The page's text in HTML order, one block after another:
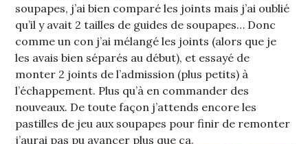
soupapes, j’ai bien comparé les joints mais j’ai oublié
qu’il y avait 2 tailles de guides de soupapes… Donc
comme un con j’ai mélangé les joints (alors que je
les avais bien séparés au début), et essayé de
monter 2 joints de l’admission (plus petits) à
l’échappement. Plus qu’à en commander des
nouveaux. De toute façon j’attends encore les
pastilles de jeu aux soupapes pour finir de remonter
j’aurai pas pu avancer plus que ça.